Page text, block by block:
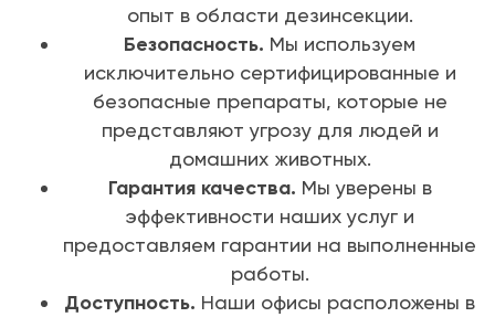
опыт в области дезинсекции.
Безопасность. Мы используем
исключительно сертифицированные и
безопасные препараты, которые не
представляют угрозу для людей и
домашних животных.
Гарантия качества. Мы уверены в
эффективности наших услуг и
предоставляем гарантии на выполненные
работы.
Доступность. Наши офисы расположены в